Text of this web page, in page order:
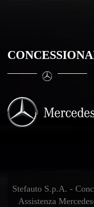
Stefauto S.p.A. -
Assistenza